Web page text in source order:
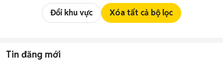
Đổi khu vực Xóa tất cả bộ lọc
Tin đăng mới